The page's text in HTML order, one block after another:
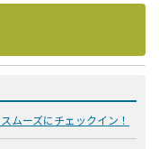
ムーズにチェックイン！